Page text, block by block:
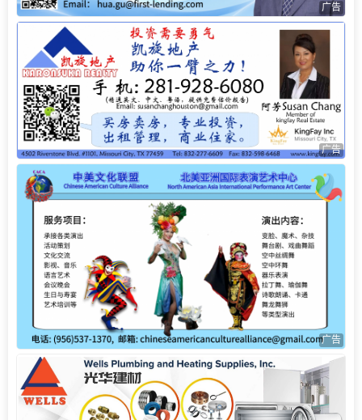
广告
广告
广告